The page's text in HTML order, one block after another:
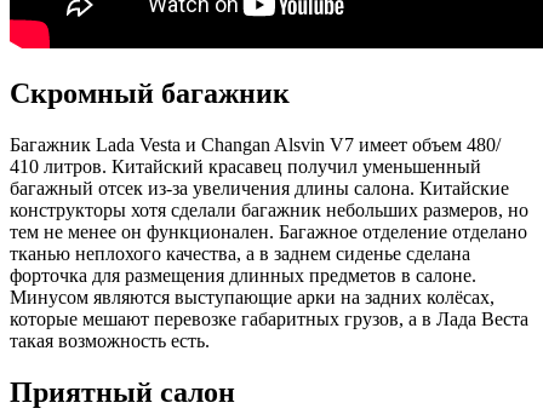
Скромный багажник
Багажник Lada Vesta и Changan Alsvin V7 имеет объем 480/
410 литров. Китайский красавец получил уменьшенный
багажный отсек из-за увеличения длины салона. Китайские
конструкторы хотя сделали багажник небольших размеров, но
тем не менее он функционален. Багажное отделение отделано
тканью неплохого качества, а в заднем сиденье сделана
форточка для размещения длинных предметов в салоне.
Минусом являются выступающие арки на задних колёсах,
которые мешают перевозке габаритных грузов, а в Лада Веста
такая возможность есть.
Приятный салон